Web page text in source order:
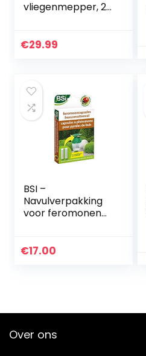
vliegenmepper, 2-
liegenvanger, USB-
€29.99
BSI –
Navulverpakking
voor feromonen
maanden – 2
€17.00
Over ons